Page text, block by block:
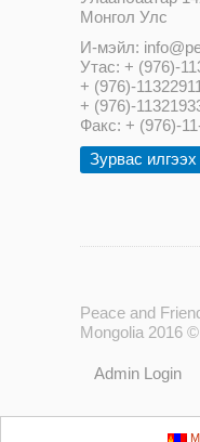
Монгол Улс
И-мэйл:
Утас: + (976)-
+ (976)-11322911
+ (976)-
Факс: + (976)-
Зурвас илгээх
Peace and
Mongolia 2016 ©
Admin Login